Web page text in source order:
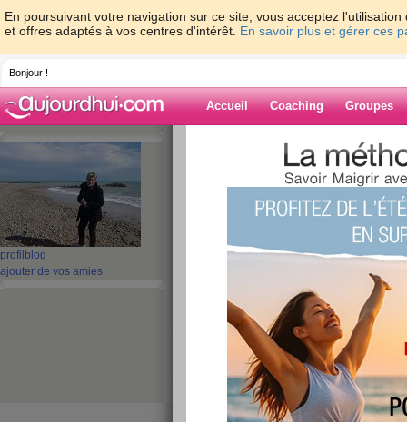
En poursuivant votre navigation sur ce site, vous acceptez
et offres adaptés à vos centres d'intérêt. En savoir plus et gérer ces
Bonjour !
Accueil Coaching Groupes
profil blog
ajouter de vos amies
> > ah un
Blog de dagace
ah un petit
je suis pas trop en fome mon copain est parti
!!!!!!!!!!!!!enfin on va faire comme cela ;je vais
pluie j'ai zappé un peu .mon regime se passe
journée a ttes biz